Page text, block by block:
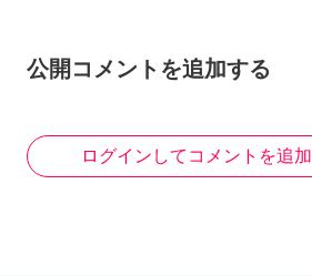
公開コメントを追加する
ログインしてコメントを追加